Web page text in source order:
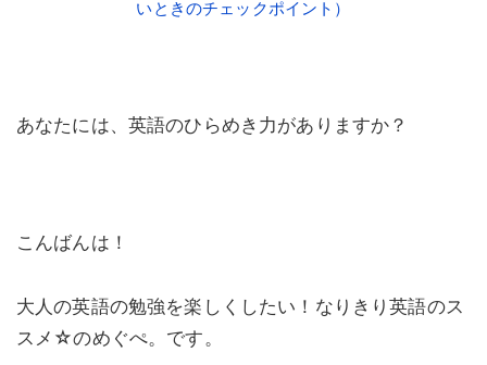
いときのチェックポイント）
あなたには、英語のひらめき力がありますか？
こんばんは！
大人の英語の勉強を楽しくしたい！なりきり英語のス
スメ☆のめぐぺ。です。